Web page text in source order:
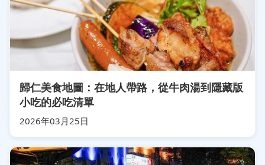
歸仁美食地圖：在地人帶路，從牛肉湯到隱藏版
小吃的必吃清單
2026年03月25日